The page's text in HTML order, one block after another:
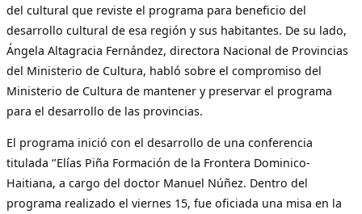
del cultural que reviste el programa para beneficio del
desarrollo cultural de esa región y sus habitantes. De su lado,
Ángela Altagracia Fernández, directora Nacional de Provincias
del Ministerio de Cultura, habló sobre el compromiso del
Ministerio de Cultura de mantener y preservar el programa
para el desarrollo de las provincias.
El programa inició con el desarrollo de una conferencia
titulada ‘’Elías Piña Formación de la Frontera Dominico-
Haitiana, a cargo del doctor Manuel Núñez. Dentro del
programa realizado el viernes 15, fue oficiada una misa en la